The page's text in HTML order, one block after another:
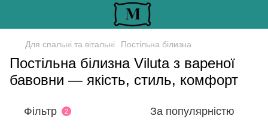
Для спальні та вітальні Постільна білизна
Постільна білизна Viluta з вареної
бавовни — якість, стиль, комфорт
Фільтр 2 За популярністю